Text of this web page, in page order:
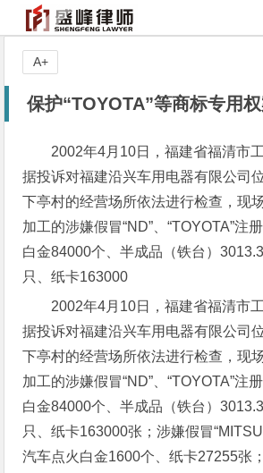
保护“TOYOTA”等商标专用
2002年4月10日，福建省福清市
据投诉对福建沿兴车用电器有限公司
下亭村的经营场所依法进行检查，现
加工的涉嫌假冒“ND”、“TOYOTA”注
白金84000个、半成品（铁台）
只、纸卡163000
2002年4月10日，福建省福清市
据投诉对福建沿兴车用电器有限公司
下亭村的经营场所依法进行检查，现
加工的涉嫌假冒“ND”、“TOYOTA”注
白金84000个、半成品（铁台）
只、纸卡163000张；涉嫌假冒
汽车点火白金1600个、纸卡27255张
A+